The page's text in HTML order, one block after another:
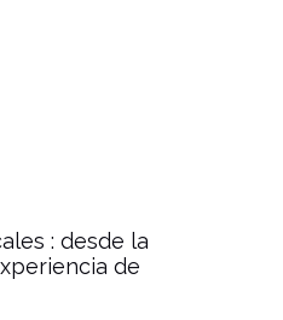
: desde la
de